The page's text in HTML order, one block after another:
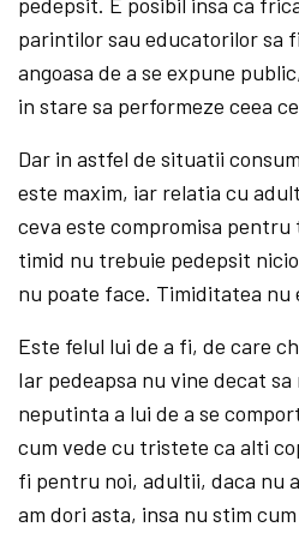
parintilor sau educatorilor sa
angoasa de a se expune
in stare sa performeze ceea
Dar in astfel de situatii
este maxim, iar relatia cu
ceva este compromisa
timid nu trebuie pedepsit
nu poate face. Timiditatea nu
Este felul lui de a fi, de care
Iar pedeapsa nu vine decat sa
neputinta a lui de a se
cum vede cu tristete ca alti
fi pentru noi, adultii, daca nu
am dori asta, insa nu stim